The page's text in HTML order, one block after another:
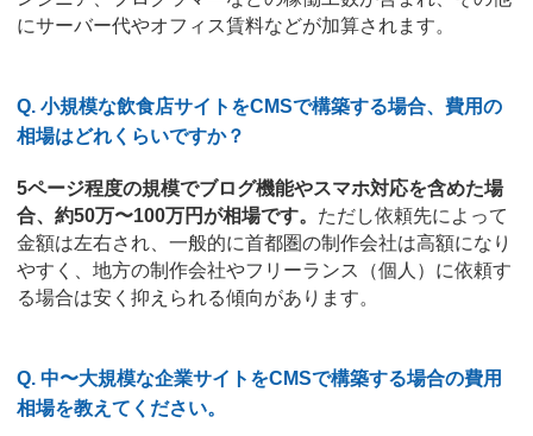
にサーバー代やオフィス賃料などが加算されます。
Q. 小規模な飲食店サイトをCMSで構築する場合、費用の
相場はどれくらいですか？
5ページ程度の規模でブログ機能やスマホ対応を含めた場
合、約50万〜100万円が相場です。 ただし依頼先によって
金額は左右され、一般的に首都圏の制作会社は高額になり
やすく、地方の制作会社やフリーランス（個人）に依頼す
る場合は安く抑えられる傾向があります。
Q. 中〜大規模な企業サイトをCMSで構築する場合の費用
相場を教えてください。